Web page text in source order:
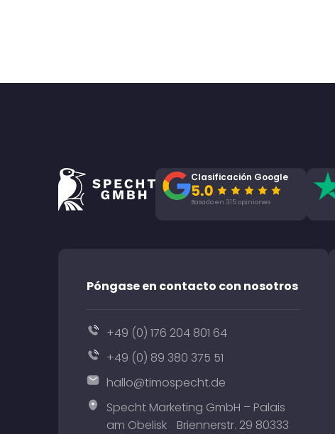
Clasificación Google
Basado en 315 opiniones
Póngase en contacto con nosotros
+49 (0) 176 204 801 64
+49 (0) 89 380 375 51
hallo@timospecht.de
Specht Marketing GmbH – Palais
am Obelisk Briennerstr. 29 80333